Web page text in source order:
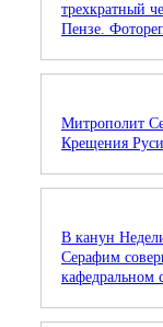
трехкратный
Пензе.
Митрополит
Крещения Руси
В канун
Серафим
кафедральном